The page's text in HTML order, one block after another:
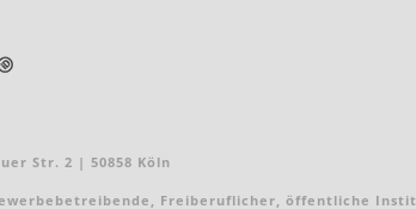
Str. 2 | 50858 Köln
Freiberuflicher, öffentliche